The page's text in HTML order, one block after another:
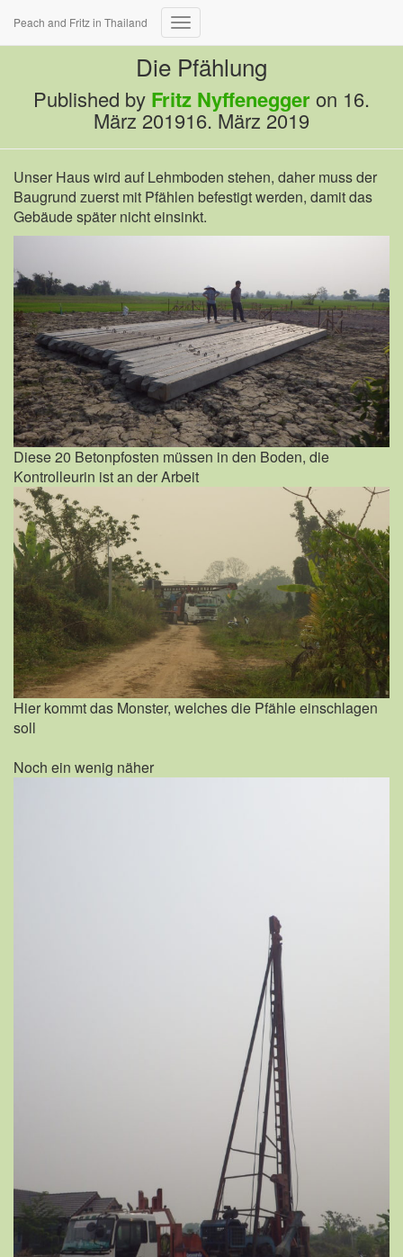
Peach and Fritz in Thailand
Navigation
umschalten
Die Pfählung
Published by Fritz Nyffeneggeron 16.
März 201916. März 2019
Unser Haus wird auf Lehmboden stehen, daher muss der
Baugrund zuerst mit Pfählen befestigt werden, damit das
Gebäude später nicht einsinkt.
Diese 20 Betonpfosten müssen in den Boden, die
Kontrolleurin ist an der Arbeit
Hier kommt das Monster, welches die Pfähle einschlagen
soll
Noch ein wenig näher